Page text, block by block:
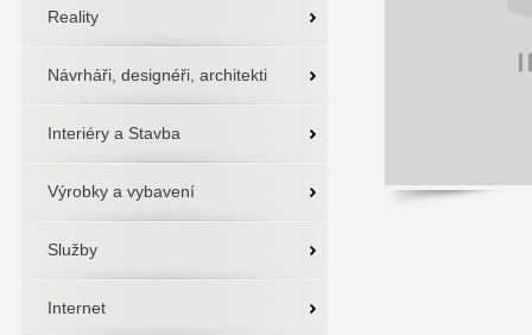
Reality
Návrháři, designéři, architekti
Interiéry a Stavba
Výrobky a vybavení
Služby
Internet